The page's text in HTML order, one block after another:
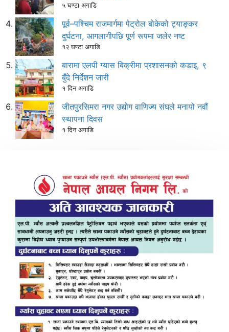
५ घण्टा अगाडि
पूर्व–पश्चिम राजमार्गमा पेट्रोल बोकेको ट्याङ्कर
दुर्घटना, आगलागीपछि पूर्ण रूपमा जलेर नष्ट
१२ घण्टा अगाडि
बारामा एलपी ग्यास बिक्रीमा प्रशासनको कडाइ, ९
बुँदे निर्देशन जारी
१ दिन अगाडि
जीतपुरसिमरा नगर उद्योग वाणिज्य संघले मनायो नवौं
स्थापना दिवस
१ दिन अगाडि